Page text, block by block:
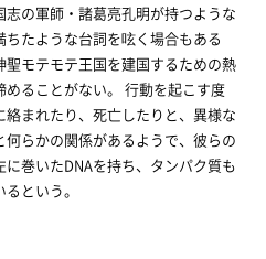
の軍師・諸葛亮孔明が持つような
たような台詞を呟く場合もある
モテモテ王国を建国するための熱
ることがない。 行動を起こす度
まれたり、死亡したりと、異様な
らかの関係があるようで、彼らの
巻いたDNAを持ち、タンパク質も
という。